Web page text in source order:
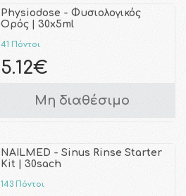
Physiodose - Φυσιολογικός
Ορός | 30x5ml
41 Πόντοι
5.12€
Μη διαθέσιμο
NAILMED - Sinus Rinse Starter
Kit | 30sach
143 Πόντοι